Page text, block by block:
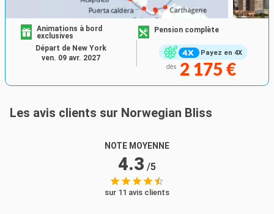
Payez en 4X
Animations à bord
exclusives
Pension complète
dès 2 175 €
Départ de New York
ven. 09 avr. 2027
Les avis clients sur Norwegian Bliss
NOTE MOYENNE
4.3 /5
sur 11 avis clients